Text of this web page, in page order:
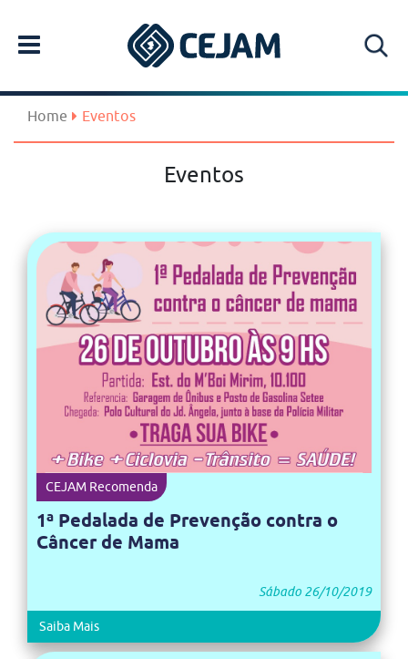
Home Eventos
Eventos
CEJAM Recomenda
1ª Pedalada de Prevenção contra o
Câncer de Mama
Sábado 26/10/2019
Saiba Mais